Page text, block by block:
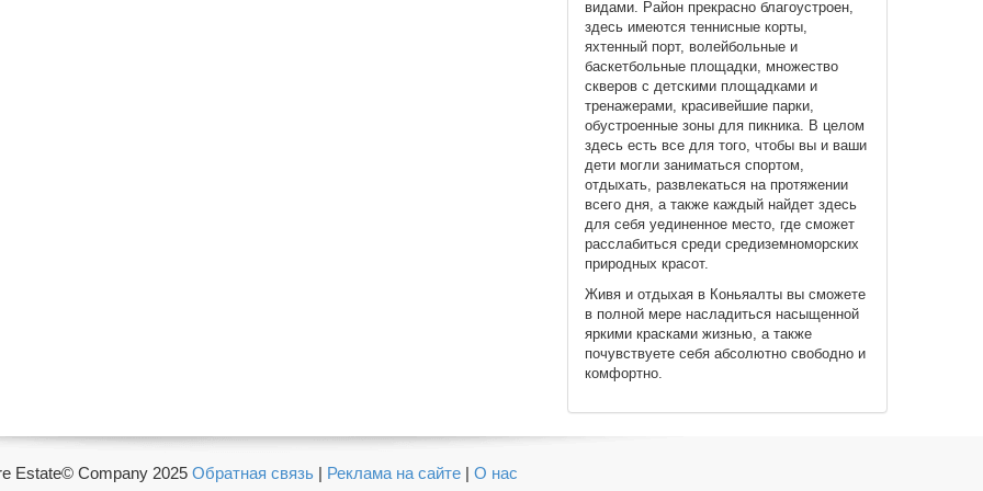
видами. Район прекрасно благоустроен,
здесь имеются теннисные корты,
яхтенный порт, волейбольные и
баскетбольные площадки, множество
скверов с детскими площадками и
тренажерами, красивейшие парки,
обустроенные зоны для пикника. В целом
здесь есть все для того, чтобы вы и ваши
дети могли заниматься спортом,
отдыхать, развлекаться на протяжении
всего дня, а также каждый найдет здесь
для себя уединенное место, где сможет
расслабиться среди средиземноморских
природных красот.
Живя и отдыхая в Коньяалты вы сможете
в полной мере насладиться насыщенной
яркими красками жизнью, а также
почувствуете себя абсолютно свободно и
комфортно.
Estate© Company 2025 Обратная связь | Реклама на сайте | О нас